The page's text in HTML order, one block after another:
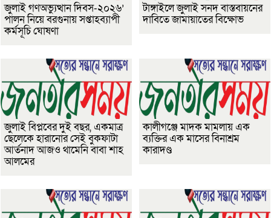
জুলাই গণঅভ্যুত্থান দিবস-২০২৬’
পালন নিয়ে বরগুনায় সপ্তাহব্যাপী
কর্মসূচি ঘোষণা
টাঙ্গাইলে জুলাই সনদ বাস্তবায়নের
দাবিতে জামায়াতের বিক্ষোভ
জুলাই বিপ্লবের দুই বছর, একমাত্র
ছেলেকে হারানোর সেই বুকফাটা
আর্তনাদ আজও থামেনি বাবা শাহ
আলমের
কালীগঞ্জে মাদক মামলায় এক
ব্যক্তির এক মাসের বিনাশ্রম
কারাদণ্ড